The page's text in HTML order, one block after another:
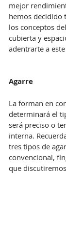
mejor
hemos decidido
los conceptos
cubierta y
adentrarte a
Agarre
La forman en
determinará el
será preciso o
interna.
tres tipos de
convencional,
que